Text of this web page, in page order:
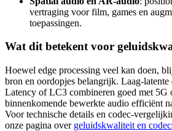
vertraging voor film, games en
toepassingen.
Wat dit betekent voor
Hoewel edge processing veel kan doen,
bron en oordopjes belangrijk. Laag-
Latency of LC3 combineren goed met 5G
binnenkomende bewerkte audio efficiënt
Voor technische details en codec-
onze pagina over geluidskwaliteit en